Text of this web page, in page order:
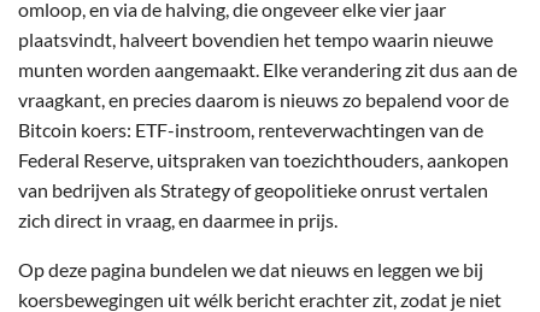
omloop, en via de halving, die ongeveer elke vier jaar
plaatsvindt, halveert bovendien het tempo waarin nieuwe
munten worden aangemaakt. Elke verandering zit dus aan de
vraagkant, en precies daarom is nieuws zo bepalend voor de
Bitcoin koers: ETF-instroom, renteverwachtingen van de
Federal Reserve, uitspraken van toezichthouders, aankopen
van bedrijven als Strategy of geopolitieke onrust vertalen
zich direct in vraag, en daarmee in prijs.
Op deze pagina bundelen we dat nieuws en leggen we bij
koersbewegingen uit wélk bericht erachter zit, zodat je niet